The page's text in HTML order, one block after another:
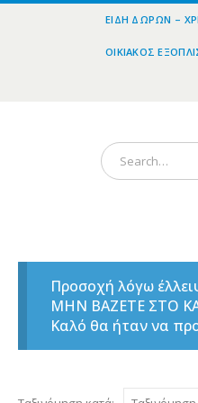
ΕΊΔΗ ΔΏΡΩΝ –
ΟΙΚΙΑΚΌΣ
Προσοχή λόγω
ΜΗΝ ΒΑΖΕΤΕ ΣΤΟ
Καλό θα ήταν να